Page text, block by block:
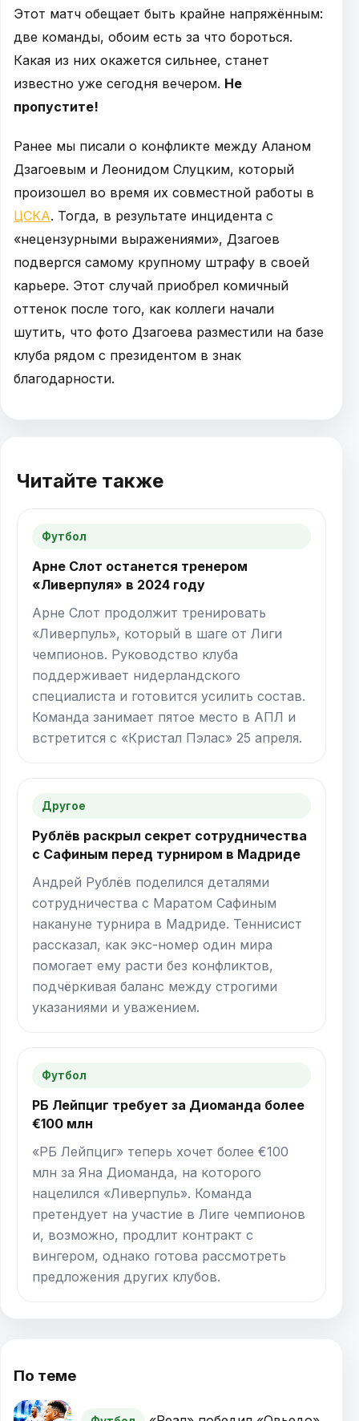
Этот матч обещает быть крайне напряжённым:
две команды, обоим есть за что бороться.
Какая из них окажется сильнее, станет
известно уже сегодня вечером. Не
пропустите!
Ранее мы писали о конфликте между Аланом
Дзагоевым и Леонидом Слуцким, который
произошел во время их совместной работы в
ЦСКА. Тогда, в результате инцидента с
«нецензурными выражениями», Дзагоев
подвергся самому крупному штрафу в своей
карьере. Этот случай приобрел комичный
оттенок после того, как коллеги начали
шутить, что фото Дзагоева разместили на базе
клуба рядом с президентом в знак
благодарности.
Читайте также
Футбол
Арне Слот останется тренером
«Ливерпуля» в 2024 году
Арне Слот продолжит тренировать
«Ливерпуль», который в шаге от Лиги
чемпионов. Руководство клуба
поддерживает нидерландского
специалиста и готовится усилить состав.
Команда занимает пятое место в АПЛ и
встретится с «Кристал Пэлас» 25 апреля.
Другое
Рублёв раскрыл секрет сотрудничества
с Сафиным перед турниром в Мадриде
Андрей Рублёв поделился деталями
сотрудничества с Маратом Сафиным
накануне турнира в Мадриде. Теннисист
рассказал, как экс-номер один мира
помогает ему расти без конфликтов,
подчёркивая баланс между строгими
указаниями и уважением.
Футбол
РБ Лейпциг требует за Диоманда более
€100 млн
«РБ Лейпциг» теперь хочет более €100
млн за Яна Диоманда, на которого
нацелился «Ливерпуль». Команда
претендует на участие в Лиге чемпионов
и, возможно, продлит контракт с
вингером, однако готова рассмотреть
предложения других клубов.
По теме